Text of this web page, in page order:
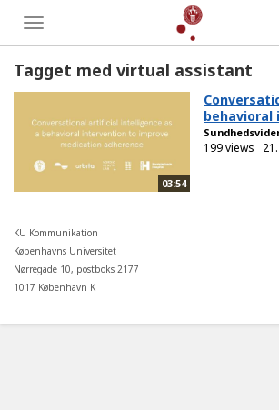
Toggle
menu
Tagget med virtual assistant
03:54
behavioral
199 views
KU Kommunikation
Københavns Universitet
Nørregade 10, postboks 2177
1017 København K